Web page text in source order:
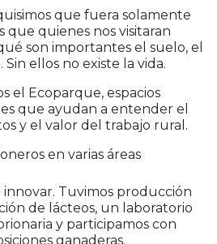
que fuera solamente
que quienes nos visitaran
son importantes el suelo, el
Sin ellos no existe la vida.
el Ecoparque, espacios
que ayudan a entender el
y el valor del trabajo rural.
en varias áreas
Tuvimos producción
de lácteos, un laboratorio
y participamos con
ganaderas.